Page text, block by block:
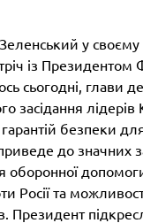
у своєму
із
сьогодні, глави
засідання лідерів
безпеки
до значних
допомоги
Росії та
Президент